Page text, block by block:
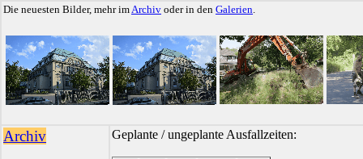
Die neuesten Bilder, mehr imArchiv oder in den Galerien.
Archiv Geplante / ungeplante Ausfallzeiten: